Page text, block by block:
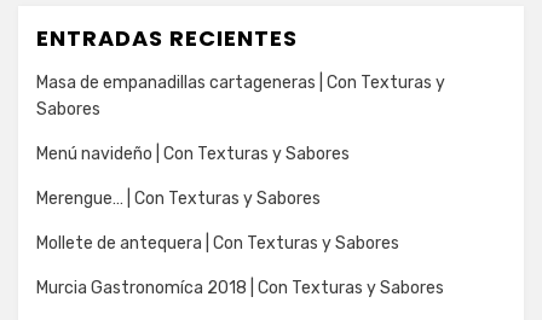
ENTRADAS RECIENTES
Masa de empanadillas cartageneras | Con Texturas y
Sabores
Menú navideño | Con Texturas y Sabores
Merengue… | Con Texturas y Sabores
Mollete de antequera | Con Texturas y Sabores
Murcia Gastronomíca 2018 | Con Texturas y Sabores